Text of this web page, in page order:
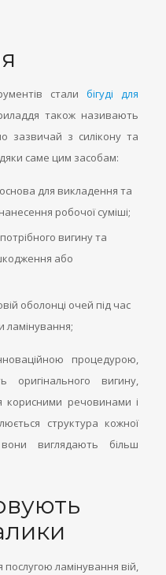
стали бігуді для
також називають
зазвичай з силікону та
саме цим засобам:
для викладення та
робочої суміші;
вигину та
або
оболонці очей під час
ламінування;
процедурою,
оригінального вигину,
корисними речовинами і
структура кожної
виглядають більш
ламінування вій,